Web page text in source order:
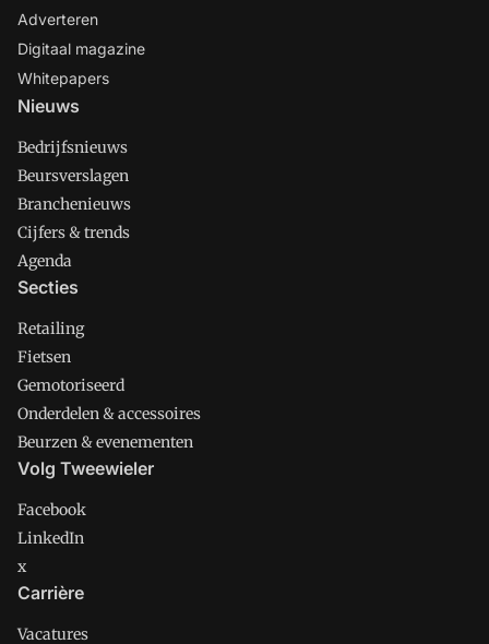
Adverteren
Digitaal magazine
Whitepapers
Nieuws
Bedrijfsnieuws
Beursverslagen
Branchenieuws
Cijfers & trends
Agenda
Secties
Retailing
Fietsen
Gemotoriseerd
Onderdelen & accessoires
Beurzen & evenementen
Volg Tweewieler
Facebook
LinkedIn
x
Carrière
Vacatures